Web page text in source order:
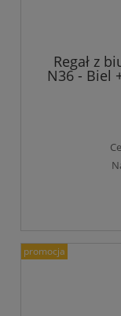
Regał z
N36 - Biel
promocja